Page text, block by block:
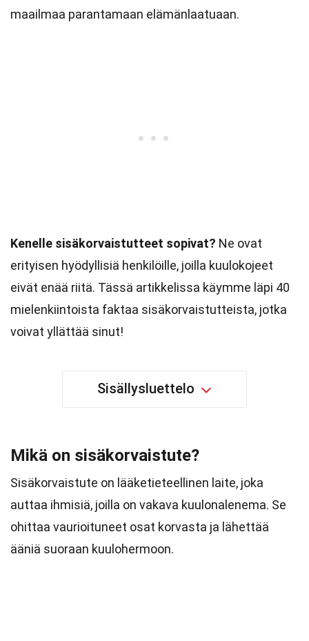
maailmaa parantamaan elämänlaatuaan.
Kenelle sisäkorvaistutteet sopivat? Ne ovat
erityisen hyödyllisiä henkilöille, joilla kuulokojeet
eivät enää riitä. Tässä artikkelissa käymme läpi 40
mielenkiintoista faktaa sisäkorvaistutteista, jotka
voivat yllättää sinut!
Sisällysluettelo
Mikä on sisäkorvaistute?
Sisäkorvaistute on lääketieteellinen laite, joka
auttaa ihmisiä, joilla on vakava kuulonalenema. Se
ohittaa vaurioituneet osat korvasta ja lähettää
ääniä suoraan kuulohermoon.